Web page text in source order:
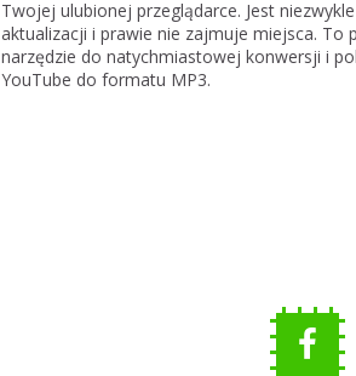
Twojej ulubionej przeglądarce. Jest
aktualizacji i prawie nie zajmuje miejsca. To
narzędzie do natychmiastowej konwersji i
YouTube do formatu MP3.